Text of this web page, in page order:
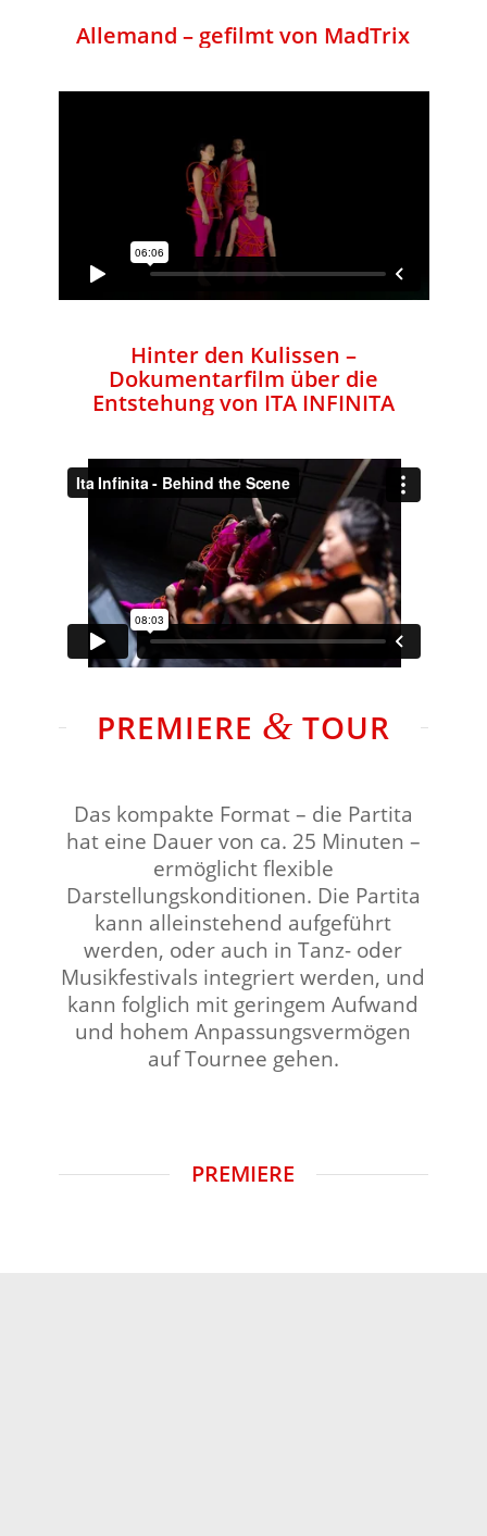
Allemand – gefilmt von MadTrix
Hinter den Kulissen –
Dokumentarfilm über die
Entstehung von ITA INFINITA
PREMIERE & TOUR
Das kompakte Format – die Partita
hat eine Dauer von ca. 25 Minuten –
ermöglicht flexible
Darstellungskonditionen. Die Partita
kann alleinstehend aufgeführt
werden, oder auch in Tanz- oder
Musikfestivals integriert werden, und
kann folglich mit geringem Aufwand
und hohem Anpassungsvermögen
auf Tournee gehen.
PREMIERE